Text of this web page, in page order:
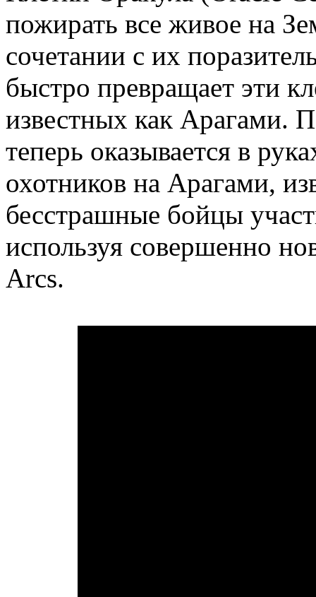
пожирать все живое на
сочетании с их
быстро превращает эти
известных как Арагами.
теперь оказывается в
охотников на Арагами,
бесстрашные бойцы
используя совершенно
Arcs.